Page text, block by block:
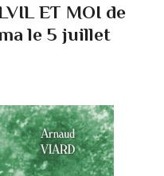
ET MOI de
le 5 juillet